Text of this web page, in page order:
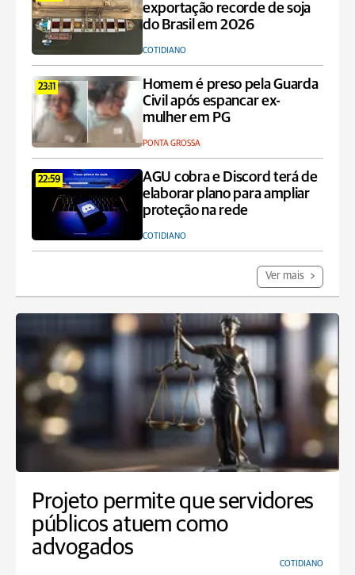
exportação recorde de soja
do Brasil em 2026
COTIDIANO
23:11
Homem é preso pela Guarda
Civil após espancar ex-
mulher em PG
PONTA GROSSA
22:59
AGU cobra e Discord terá de
elaborar plano para ampliar
proteção na rede
COTIDIANO
Ver mais
Projeto permite que servidores
públicos atuem como
advogados
COTIDIANO